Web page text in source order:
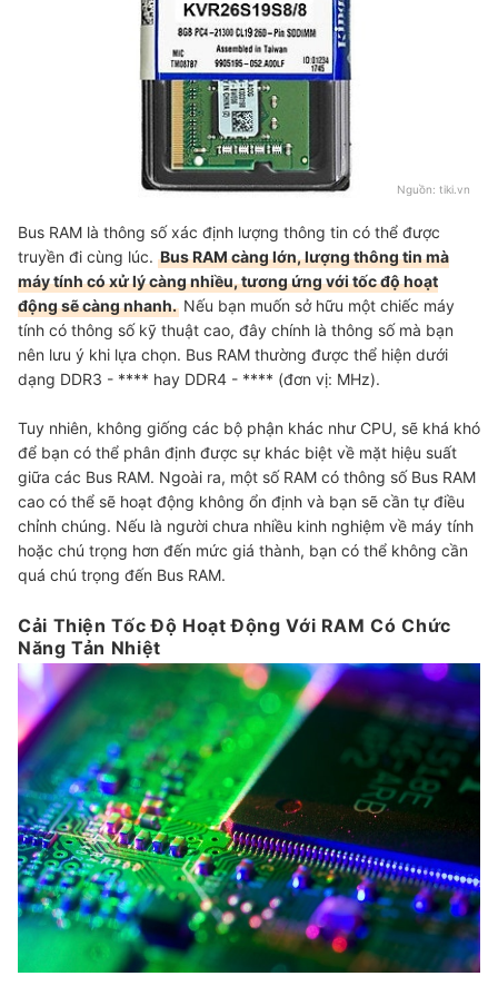
Nguồn: tiki.vn
Bus RAM là thông số xác định lượng thông tin có thể được
truyền đi cùng lúc. Bus RAM càng lớn, lượng thông tin mà
máy tính có xử lý càng nhiều, tương ứng với tốc độ hoạt
động sẽ càng nhanh. Nếu bạn muốn sở hữu một chiếc máy
tính có thông số kỹ thuật cao, đây chính là thông số mà bạn
nên lưu ý khi lựa chọn. Bus RAM thường được thể hiện dưới
dạng DDR3 - **** hay DDR4 - **** (đơn vị: MHz).
Tuy nhiên, không giống các bộ phận khác như CPU, sẽ khá khó
để bạn có thể phân định được sự khác biệt về mặt hiệu suất
giữa các Bus RAM. Ngoài ra, một số RAM có thông số Bus RAM
cao có thể sẽ hoạt động không ổn định và bạn sẽ cần tự điều
chỉnh chúng. Nếu là người chưa nhiều kinh nghiệm về máy tính
hoặc chú trọng hơn đến mức giá thành, bạn có thể không cần
quá chú trọng đến Bus RAM.
Cải Thiện Tốc Độ Hoạt Động Với RAM Có Chức
Năng Tản Nhiệt